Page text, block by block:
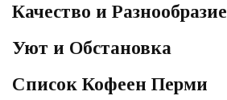
Качество и Разнообразие
Уют и Обстановка
Список Кофеен Перми